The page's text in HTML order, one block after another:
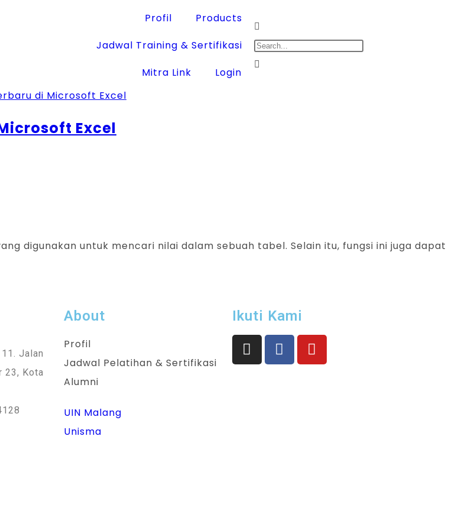
Profil
Products
Jadwal Training & Sertifikasi
Mitra Link
Login
Excel
digunakan untuk mencari nilai dalam sebuah tabel. Selain itu, fungsi ini juga dapat
Jalan
23, Kota
About
Profil
Jadwal Pelatihan & Sertifikasi
Alumni
UIN Malang
Unisma
Ikuti Kami